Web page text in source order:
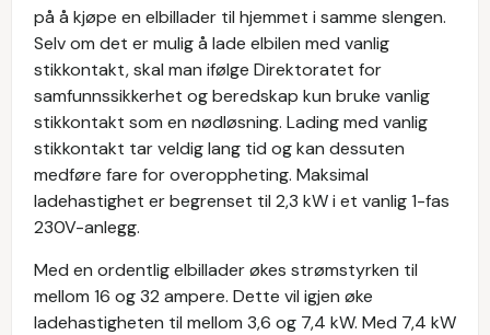
på å kjøpe en elbillader til hjemmet i samme slengen.
Selv om det er mulig å lade elbilen med vanlig
stikkontakt, skal man ifølge Direktoratet for
samfunnssikkerhet og beredskap kun bruke vanlig
stikkontakt som en nødløsning. Lading med vanlig
stikkontakt tar veldig lang tid og kan dessuten
medføre fare for overoppheting. Maksimal
ladehastighet er begrenset til 2,3 kW i et vanlig 1-fas
230V-anlegg.
Med en ordentlig elbillader økes strømstyrken til
mellom 16 og 32 ampere. Dette vil igjen øke
ladehastigheten til mellom 3,6 og 7,4 kW. Med 7,4 kW